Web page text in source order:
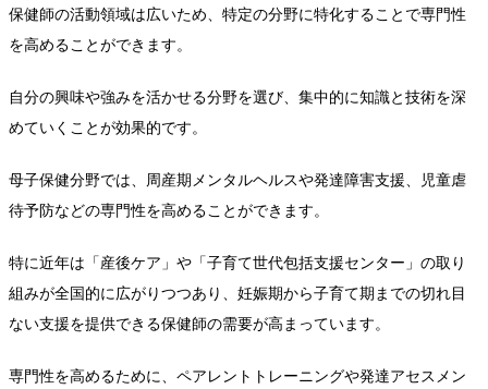
保健師の活動領域は広いため、特定の分野に特化することで専門性
を高めることができます。
自分の興味や強みを活かせる分野を選び、集中的に知識と技術を深
めていくことが効果的です。
母子保健分野では、周産期メンタルヘルスや発達障害支援、児童虐
待予防などの専門性を高めることができます。
特に近年は「産後ケア」や「子育て世代包括支援センター」の取り
組みが全国的に広がりつつあり、妊娠期から子育て期までの切れ目
ない支援を提供できる保健師の需要が高まっています。
専門性を高めるために、ペアレントトレーニングや発達アセスメン